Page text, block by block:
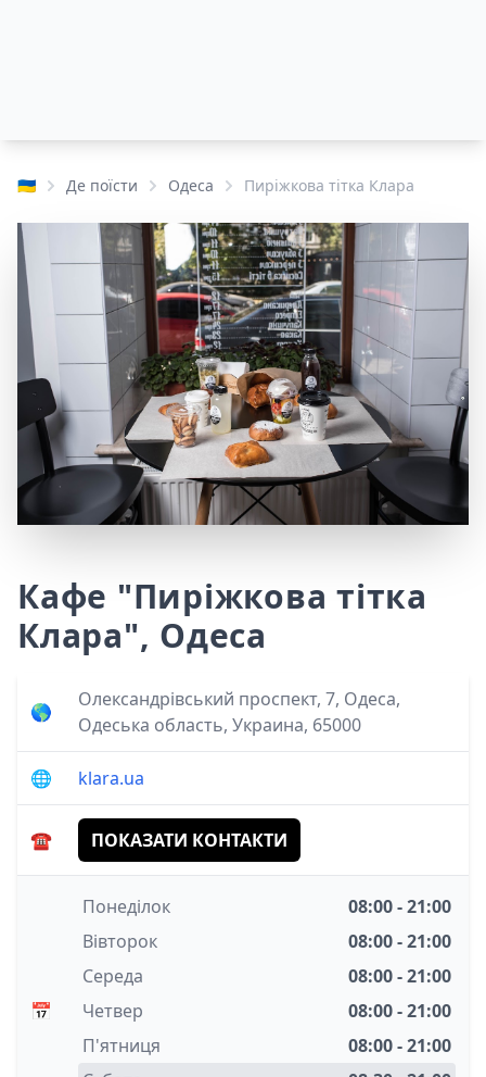
🇺🇦 Де поїсти Одеса Пиріжкова тітка Клара
Кафе "Пиріжкова тітка
Клара", Одеса
🌎
Олександрівський проспект, 7, Одеса,
Одеська область, Украина, 65000
🌐 klara.ua
☎️ ПОКАЗАТИ КОНТАКТИ
📅
Понеділок
08:00 - 21:00
Вівторок
08:00 - 21:00
Середа
08:00 - 21:00
Четвер
08:00 - 21:00
П'ятниця
08:00 - 21:00